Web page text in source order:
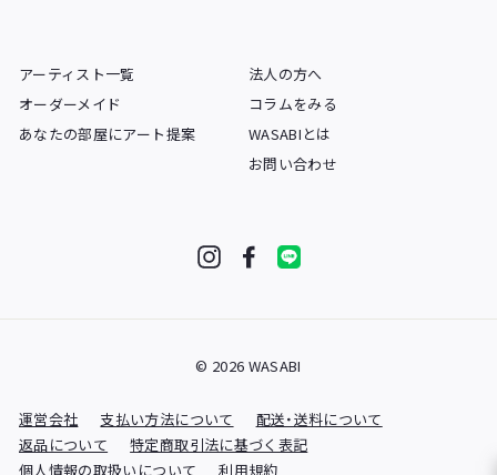
アーティスト一覧
オーダーメイド
あなたの部屋にアート提案
法人の方へ
コラムをみる
WASABIとは
お問い合わせ
© 2026 WASABI
運営会社 支払い方法について
配送・送料について
返品について
特定商取引法に基づく表記
個人情報の取扱いについて
利用規約